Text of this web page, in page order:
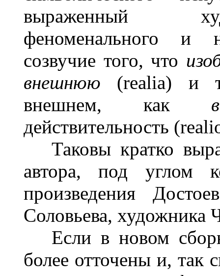
выраженный
феноменального и
созвучие того, что
внешнюю (realia) и
внешнем, как
действительность
Таковы кратко
автора, под углом
произведения
Соловьева, художника
Если в новом
более отточены и, так